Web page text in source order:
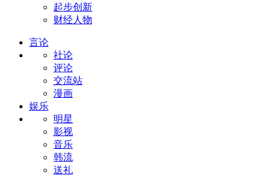
起步创新
财经人物
言论
社论
评论
交流站
漫画
娱乐
明星
影视
音乐
韩流
送礼